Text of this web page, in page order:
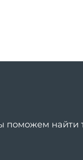
найти